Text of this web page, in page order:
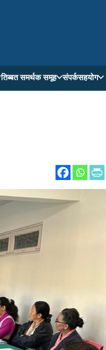
तिब्बत समर्थक समूह संपर्कसहयोग